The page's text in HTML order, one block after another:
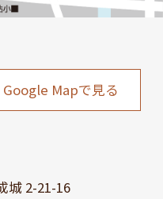
城 2-21-16
Google Mapで見る